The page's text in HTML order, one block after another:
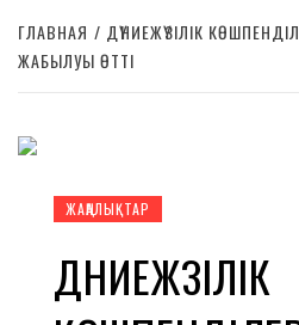
ГЛАВНАЯ
ДҮНИЕЖҮЗІЛІК
ЖАБЫЛУЫ ӨТТІ
ЖАҢАЛЫҚТАР
ДҮНИЕЖҮЗІЛІК